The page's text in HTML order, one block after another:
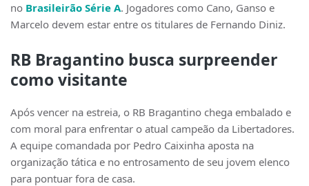
no Brasileirão Série A. Jogadores como Cano, Ganso e
Marcelo devem estar entre os titulares de Fernando Diniz.
RB Bragantino busca surpreender
como visitante
Após vencer na estreia, o RB Bragantino chega embalado e
com moral para enfrentar o atual campeão da Libertadores.
A equipe comandada por Pedro Caixinha aposta na
organização tática e no entrosamento de seu jovem elenco
para pontuar fora de casa.